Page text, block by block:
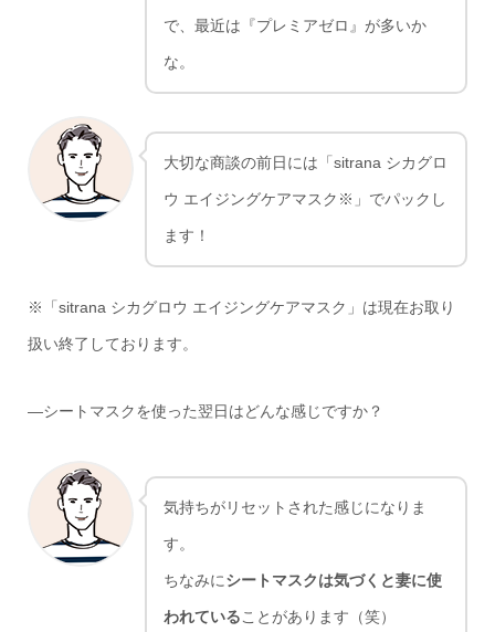
で、最近は『プレミアゼロ』が多いか
な。
大切な商談の前日には「sitrana シカグロ
ウ エイジングケアマスク※」でパックし
ます！
※「sitrana シカグロウ エイジングケアマスク」は現在お取り
扱い終了しております。
―シートマスクを使った翌日はどんな感じですか？
気持ちがリセットされた感じになりま
す。
ちなみにシートマスクは気づくと妻に使
われていることがあります（笑）